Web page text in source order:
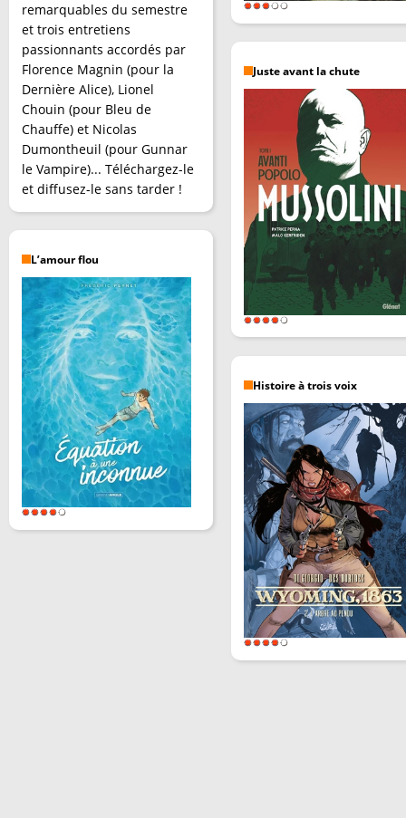
remarquables du semestre
et trois entretiens
passionnants accordés par
Florence Magnin (pour la
Dernière Alice), Lionel
Chouin (pour Bleu de
Chauffe) et Nicolas
Dumontheuil (pour Gunnar
le Vampire)... Téléchargez-le
et diffusez-le sans tarder !
L’amour flou
Juste avant la chute
Histoire à trois voix